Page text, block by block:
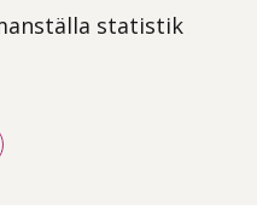
statistik
Om